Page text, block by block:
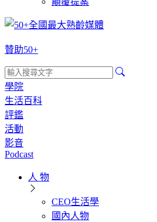
贊助50+
學院
生活百科
評鑑
活動
影音
Podcast
人 物
CEO生活學
國內人物